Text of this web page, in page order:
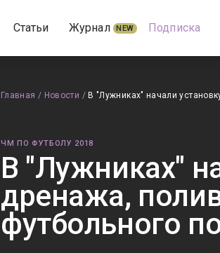
Статьи Журнал NEW Подписка
Главная / Новости / В "Лужниках" начали
ЧМ ПО ФУТБОЛУ 2018
В "Лужниках"
дренажа,
футбольного